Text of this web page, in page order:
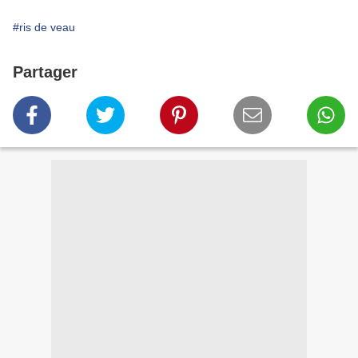
#ris de veau
Partager